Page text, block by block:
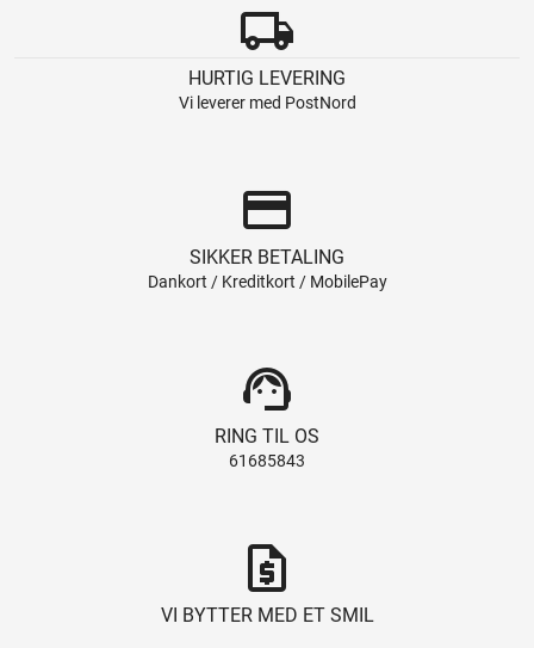
local_shipping
HURTIG LEVERING
Vi leverer med PostNord
credit_card
SIKKER BETALING
Dankort / Kreditkort / MobilePay
support_agent
RING TIL OS
61685843
request_quote
VI BYTTER MED ET SMIL